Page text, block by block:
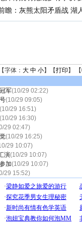
瞻：灰熊太阳矛盾战 湖
字体： 大 中 小】【打印 】 【
军(10/29 02:22)
(10/29 09:05)
29 16:51)
29 16:30)
29 02:47)
(10/29 16:25)
29 10:07)
演(10/29 10:07)
加(10/29 10:07)
29 15:52)